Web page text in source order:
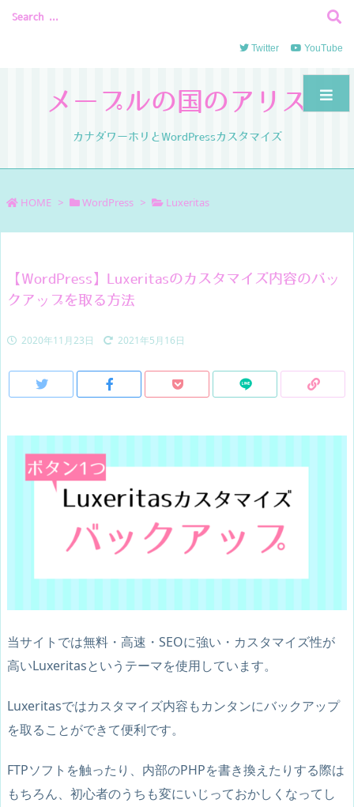
メープルの国のアリス
カナダワーホリとWordPressカスタマイズ
Twitter YouTube
HOME > WordPress > Luxeritas
【WordPress】Luxeritasのカスタマイズ内容のバッ
クアップを取る方法
2020年11月23日 2021年5月16日
当サイトでは無料・高速・SEOに強い・カスタマイズ性が
高いLuxeritasというテーマを使用しています。
Luxeritasではカスタマイズ内容もカンタンにバックアップ
を取ることができて便利です。
FTPソフトを触ったり、内部のPHPを書き換えたりする際は
もちろん、初心者のうちも変にいじっておかしくなってし